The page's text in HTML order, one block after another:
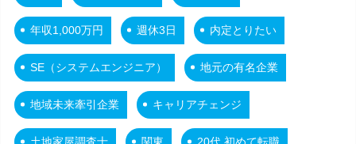
年収1,000万円 週休3日 内定とりたい
SE（システムエンジニア） 地元の有名企業
地域未来牽引企業 キャリアチェンジ